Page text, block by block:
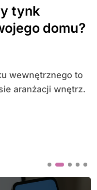
tynk
domu?
aranżacji wnętrz.